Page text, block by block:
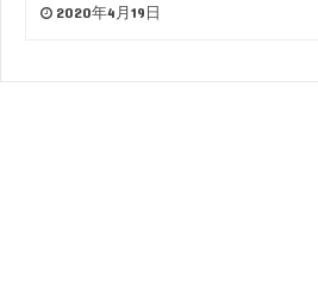
2020年4月19日